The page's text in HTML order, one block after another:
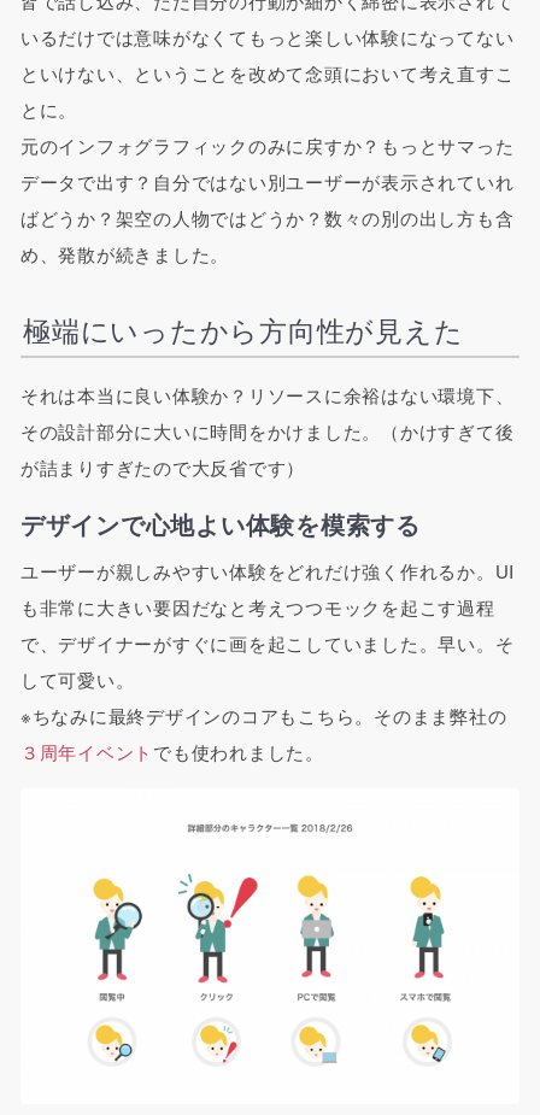
いるだけでは意味がなくてもっと楽しい体験になってない
といけない、ということを改めて念頭において考え直すこ
とに。
元のインフォグラフィックのみに戻すか？もっとサマった
データで出す？自分ではない別ユーザーが表示されていれ
ばどうか？架空の人物ではどうか？数々の別の出し方も含
め、発散が続きました。
極端にいったから方向性が見えた
それは本当に良い体験か？リソースに余裕はない環境下、
その設計部分に大いに時間をかけました。（かけすぎて後
が詰まりすぎたので大反省です）
デザインで心地よい体験を模索する
ユーザーが親しみやすい体験をどれだけ強く作れるか。UI
も非常に大きい要因だなと考えつつモックを起こす過程
で、デザイナーがすぐに画を起こしていました。早い。そ
して可愛い。
※ちなみに最終デザインのコアもこちら。そのまま弊社の
３周年イベント でも使われました。